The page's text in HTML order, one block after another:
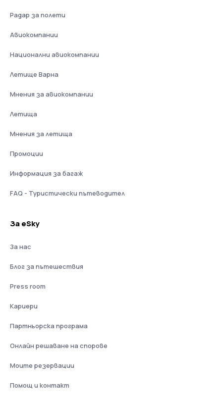
Радар за полети
Авиокомпании
Национални авиокомпании
Летище Варна
Мнения за авиокомпании
Летища
Мнения за летища
Промоции
Информация за багаж
FAQ - Туристически пътеводител
За eSky
За нас
Блог за пътешествия
Press room
Кариери
Партньорска програма
Онлайн решаване на спорове
Моите резервации
Помощ и контакт